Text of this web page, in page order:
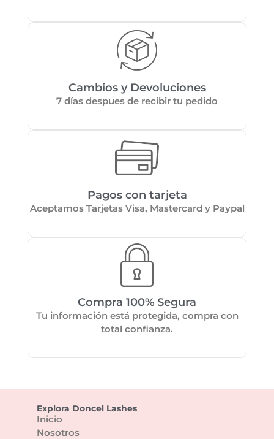
Cambios y Devoluciones
7 días despues de recibir tu pedido
Pagos con tarjeta
Aceptamos Tarjetas Visa, Mastercard y Paypal
Compra 100% Segura
Tu información está protegida, compra con
total confianza.
Explora Doncel Lashes
Inicio
Nosotros